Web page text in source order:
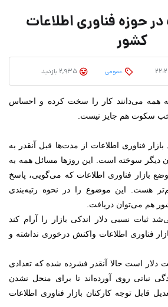
حوزه فناوری اطلاعات
کشور
عمومی
همه می‌دانند کار را سخت کرده و احساس
خب سکوت هم جایز نیست.
فناوری اطلاعات از مدت‌ها قبل آنقدر به
دیگر سوخته است. این روزها مسائل همه به
بازار فناوری اطلاعات که می‌گویی، پاسخ
هست. این موضوع را در نحوه رتبه‌بندی
هم می‌توان دریافت.
ثبات نسبی دلار اندکی بازار را آرام کند
فناوری اطلاعات واکنش درخوری نداشته و
دلار است حالا آنقدر فشرده شده که تعدادی
نباتی روی آورده‌اند تا برای منحل نشدن
قابل توجه کارکنان بازار فناوری اطلاعات